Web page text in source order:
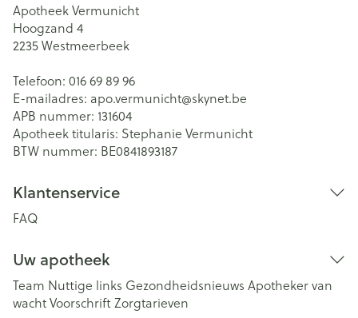
Apotheek Vermunicht
Hoogzand 4
2235Westmeerbeek
Telefoon: 016 69 89 96
E-mailadres: apo.vermunicht@skynet.be
APB nummer: 131604
Apotheek titularis: Stephanie Vermunicht
BTW nummer: BE0841893187
Klantenservice
FAQ
Uw apotheek
Team Nuttige links Gezondheidsnieuws Apotheker van
wachtVoorschriftZorgtarieven